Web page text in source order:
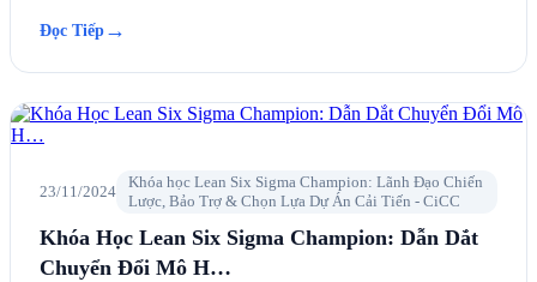
Đọc Tiếp →
23/11/2024
Khóa học Lean Six Sigma Champion: Lãnh Đạo Chiến
Lược, Bảo Trợ & Chọn Lựa Dự Án Cải Tiến - CiCC
Khóa Học Lean Six Sigma Champion: Dẫn Dắt
Chuyển Đổi Mô H…